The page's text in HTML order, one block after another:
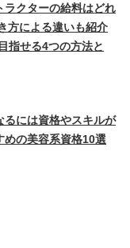
ラクターの給料はどれ
方による違いも紹介
指せる4つの方法と
るには資格やスキルが
めの美容系資格10選